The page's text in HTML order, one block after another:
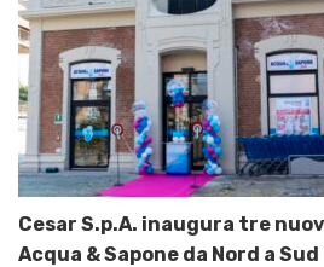
Cesar S.p.A. inaugura tre
Acqua & Sapone da Nord a